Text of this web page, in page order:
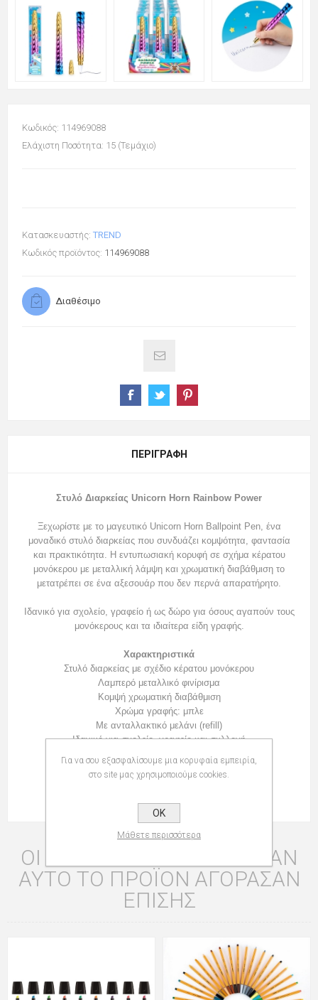
Κωδικός: 114969088
Ελάχιστη Ποσότητα: 15 (Τεμάχιο)
Κατασκευαστής: TREND
Κωδικός προϊόντος: 114969088
Διαθέσιμο
ΠΕΡΙΓΡΑΦΉ
Στυλό Διαρκείας Unicorn Horn Rainbow Power
Ξεχωρίστε με το μαγευτικό Unicorn Horn Ballpoint Pen, ένα
μοναδικό στυλό διαρκείας που συνδυάζει κομψότητα, φαντασία
και πρακτικότητα. Η εντυπωσιακή κορυφή σε σχήμα κέρατου
μονόκερου με μεταλλική λάμψη και χρωματική διαβάθμιση το
μετατρέπει σε ένα αξεσουάρ που δεν περνά απαρατήρητο.
Ιδανικό για σχολείο, γραφείο ή ως δώρο για όσους αγαπούν τους
μονόκερους και τα ιδιαίτερα είδη γραφής.
Χαρακτηριστικά
Στυλό διαρκείας με σχέδιο κέρατου μονόκερου
Λαμπερό μεταλλικό φινίρισμα
Κομψή χρωματική διαβάθμιση
Χρώμα γραφής: μπλε
Με ανταλλακτικό μελάνι (refill)
Ιδανικό για σχολείο, γραφείο και συλλογή
Διαστάσεις
Μήκος στυλό: περίπου 14,5 εκ.
ΟΙ ΠΕΛΆΤΕΣ ΠΟΥ ΑΓΌΡΑΣΑΝ
ΑΥΤΌ ΤΟ ΠΡΟΪΌΝ ΑΓΌΡΑΣΑΝ
ΕΠΊΣΗΣ
Για να σου εξασφαλίσουμε μια κορυφαία εμπειρία,
στο site μας χρησιμοποιούμε cookies.
OK
Μάθετε περισσότερα